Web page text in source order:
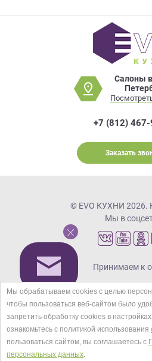
Салоны
+7 (812)
Заказать
© EVO КУХНИ 2026.
Мы в
Принимаем к
Кредиты и
Мы обрабатываем cookies с целью
чтобы пользоваться веб-сайтом было
запретить обработку сookies в
ознакомьтесь с политикой использования
пользоваться сайтом, вы соглашаетесь с
персональных данных.